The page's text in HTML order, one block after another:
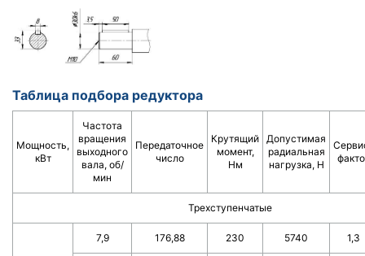
Таблица подбора редуктора
Мощность,
кВт
Частота
вращения
выходного
вала, об/
мин
Передаточное
число
Крутящий
момент,
Нм
Допустимая
радиальная
нагрузка, Н
Трехступенчатые
7,9 176,88 230 5740 1,3